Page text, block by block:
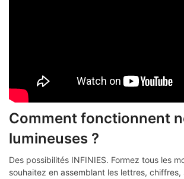
Comment fonctionnent
lumineuses ?
Des possibilités INFINIES. Formez tous les
souhaitez en assemblant les lettres, chiffres,